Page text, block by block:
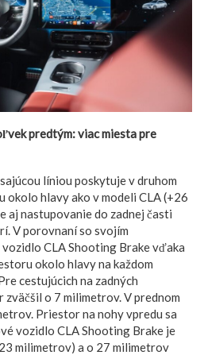
predtým: viac miesta pre
líniou poskytuje v druhom
okolo hlavy ako v modeli CLA (+26
aj nastupovanie do zadnej časti
V porovnaní so svojím
CLA Shooting Brake vďaka
okolo hlavy na každom
cestujúcich na zadných
o 7 milimetrov. V prednom
Priestor na nohy vpredu sa
vozidlo CLA Shooting Brake je
milimetrov) a o 27 milimetrov